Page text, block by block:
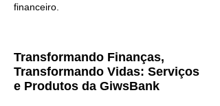
financeiro.
Transformando Finanças,
Transformando Vidas: Serviços
e Produtos da GiwsBank